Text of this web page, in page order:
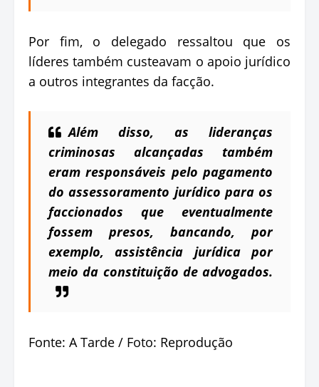
Por fim, o delegado ressaltou que os
líderes também custeavam o apoio jurídico
a outros integrantes da facção.
Além disso, as lideranças
criminosas alcançadas também
eram responsáveis pelo pagamento
do assessoramento jurídico para os
faccionados que eventualmente
fossem presos, bancando, por
exemplo, assistência jurídica por
meio da constituição de advogados.
Fonte: A Tarde / Foto: Reprodução